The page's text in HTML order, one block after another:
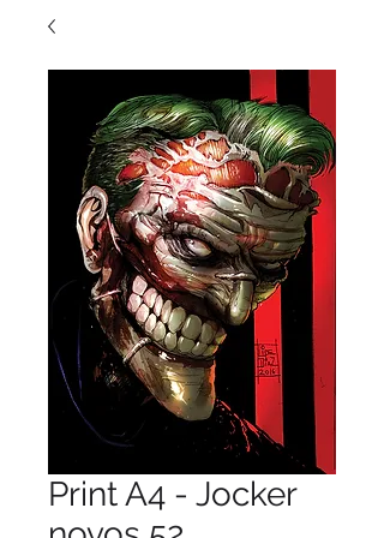
Print A4 - Jocker